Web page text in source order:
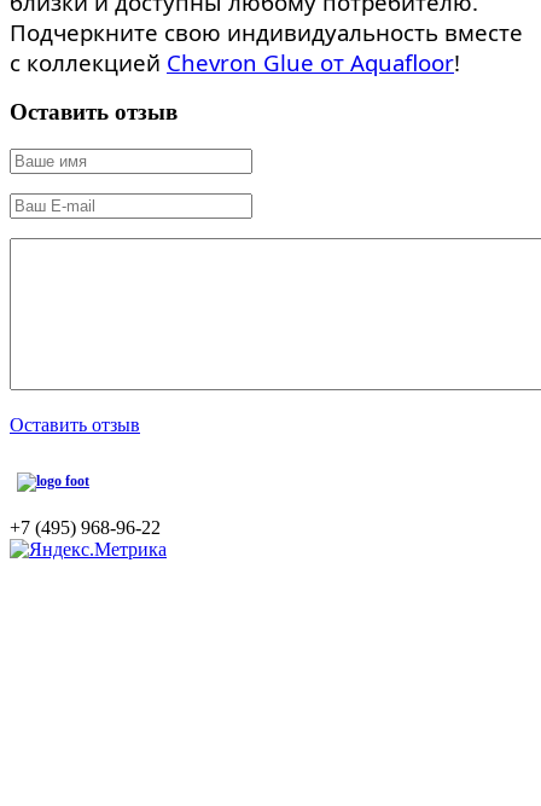
Подчеркните свою индивидуальность вместе
с коллекцией Chevron Glue от Aquafloor!
Оставить отзыв
Оставить отзыв
+7 (495) 968-96-22